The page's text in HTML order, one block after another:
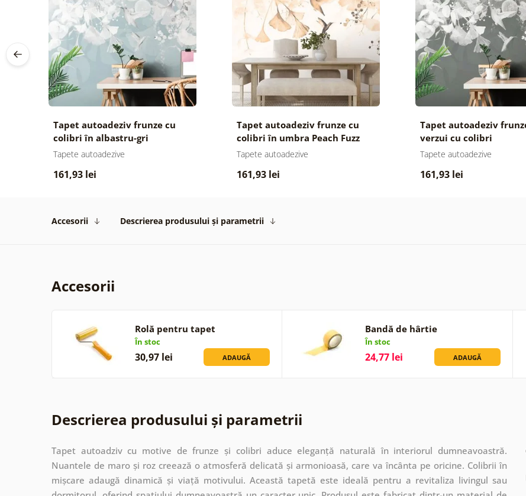
Tapet autoadeziv frunze cu
colibri în albastru-gri
Tapete autoadezive
161,93 lei
Tapet autoadeziv frunze cu
colibri în umbra Peach Fuzz
Tapete autoadezive
161,93 lei
Tapet autoadeziv
verzui cu colibri
Tapete autoadezive
161,93 lei
Accesorii Descrierea produsului și parametrii
Accesorii
Rolă pentru tapet
În stoc
30,97 lei ADAUGĂ
Bandă de hârtie
În stoc
24,77 lei ADAUGĂ
Descrierea produsului și parametrii
Tapet autoadziv cu motive de frunze și colibri aduce eleganță naturală în interiorul dumneavoastră.
Nuantele de maro și roz creează o atmosferă delicată și armonioasă, care va încânta pe oricine. Colibrii în
mișcare adaugă dinamică și viață motivului. Această tapetă este ideală pentru a revitaliza livingul sau